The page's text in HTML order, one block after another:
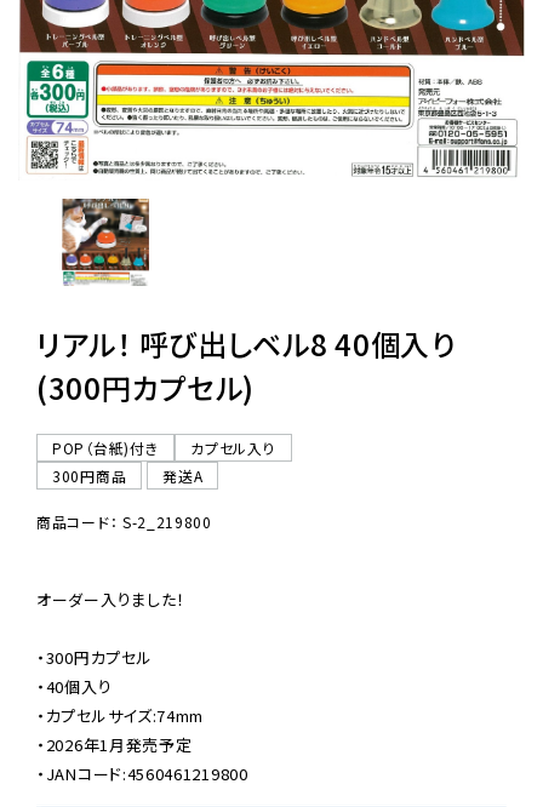
景品・玩具・文具
販促用カプセルトイ
06-6282-7659
リアル！ 呼び出しベル8 40個入り
(300円カプセル)
POP（台紙)付き
カプセル入り
300円商品
発送A
商品コード： S-2_219800
オーダー入りました！
・300円カプセル
・40個入り
・カプセルサイズ:74mm
・2026年1月発売予定
・JANコード:4560461219800